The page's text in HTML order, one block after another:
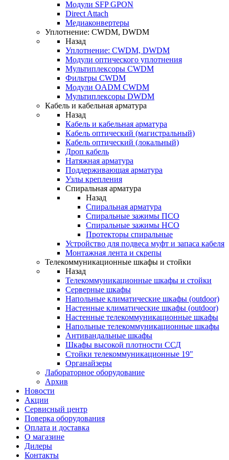
Модули SFP GPON
Direct Attach
Медиаконвертеры
Уплотнение: CWDM, DWDM
Назад
Уплотнение: CWDM, DWDM
Модули оптического уплотнения
Мультиплексоры CWDM
Фильтры CWDM
Модули OADM CWDM
Мультиплексоры DWDM
Кабель и кабельная арматура
Назад
Кабель и кабельная арматура
Кабель оптический (магистральный)
Кабель оптический (локальный)
Дроп кабель
Натяжная арматура
Поддерживающая арматура
Узлы крепления
Спиральная арматура
Назад
Спиральная арматура
Спиральные зажимы ПСО
Спиральные зажимы НСО
Протекторы спиральные
Устройство для подвеса муфт и запаса кабеля
Монтажная лента и скрепы
Телекоммуникационные шкафы и стойки
Назад
Телекоммуникационные шкафы и стойки
Серверные шкафы
Напольные климатические шкафы (outdoor)
Настенные климатические шкафы (outdoor)
Настенные телекоммуникационные шкафы
Напольные телекоммуникационные шкафы
Антивандальные шкафы
Шкафы высокой плотности ССД
Стойки телекоммуникационные 19"
Органайзеры
Лабораторное оборудование
Архив
Новости
Акции
Сервисный центр
Поверка оборудования
Оплата и доставка
О магазине
Дилеры
Контакты